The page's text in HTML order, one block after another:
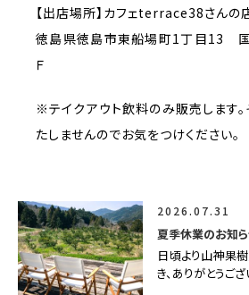
【出店場所】カフェterrace38さんの
徳島県徳島市東船場町1丁目13
Ｆ
※テイクアウト飲料のみ販売します
たしませんのでお気をつけください。
2026.07.31
夏季休業のお知
日頃より山神果
き、ありがとうご